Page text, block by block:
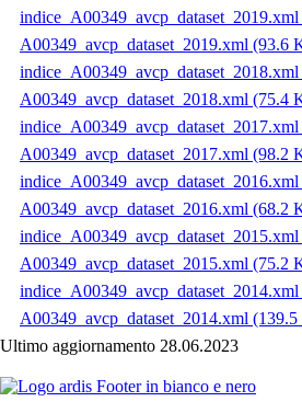
indice_A00349_avcp_dataset_2019.xml
A00349_avcp_dataset_2019.xml (93.6
indice_A00349_avcp_dataset_2018.xml
A00349_avcp_dataset_2018.xml (75.4
indice_A00349_avcp_dataset_2017.xml
A00349_avcp_dataset_2017.xml (98.2
indice_A00349_avcp_dataset_2016.xml
A00349_avcp_dataset_2016.xml (68.2
indice_A00349_avcp_dataset_2015.xml
A00349_avcp_dataset_2015.xml (75.2
indice_A00349_avcp_dataset_2014.xml
A00349_avcp_dataset_2014.xml
Ultimo aggiornamento 28.06.2023